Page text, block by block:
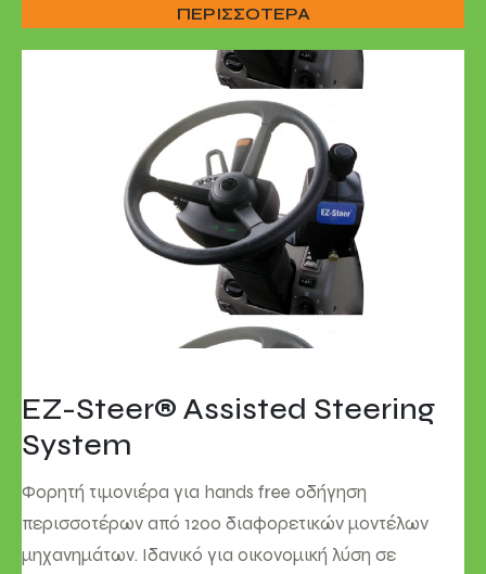
ΠΕΡΙΣΣΟΤΕΡΑ
EZ-Steer® Assisted Steering
System
Φορητή τιμονιέρα για hands free οδήγηση
περισσοτέρων από 1200 διαφορετικών μοντέλων
μηχανημάτων. Ιδανικό για οικονομική λύση σε